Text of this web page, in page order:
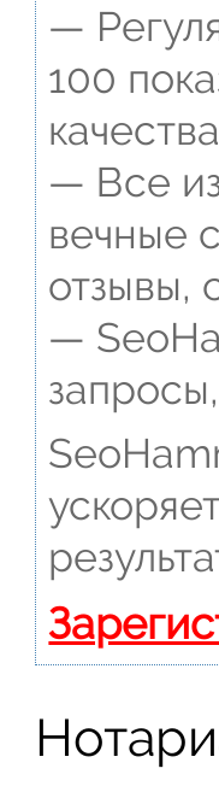
—
100
— Все
вечные
отзывы,
—